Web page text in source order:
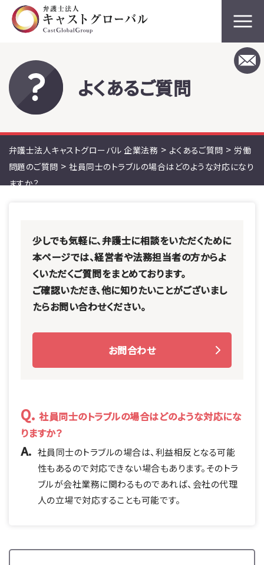
よくあるご質問
弁護士法人キャストグローバル 企業法務 > よくあるご質問 > 労働
問題のご質問 >社員同士のトラブルの場合はどのような対応になり
ますか？
少しでも気軽に、弁護士に相談をいただくために
本ページでは、経営者や法務担当者の方からよ
くいただくご質問をまとめております。
ご確認いただき、他に知りたいことがございまし
たらお問い合わせください。
お問合わせ
Q.社員同士のトラブルの場合はどのような対応にな
りますか？
A. 社員同士のトラブルの場合は、利益相反となる可能
性もあるので対応できない場合もあります。そのトラ
ブルが会社業務に関わるものであれば、会社の代理
人の立場で対応することも可能です。